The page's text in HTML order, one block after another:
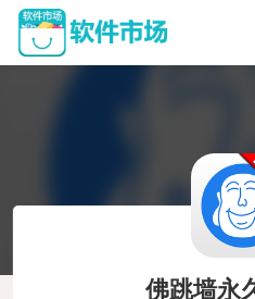
佛跳墙永